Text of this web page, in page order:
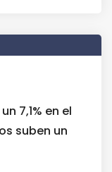
7,1% en el
suben un